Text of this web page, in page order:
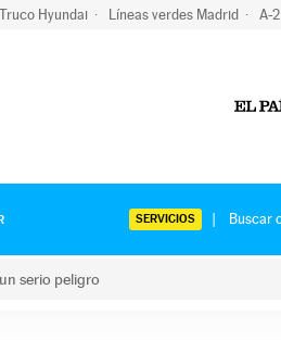
Truco Hyundai Líneas verdes Madrid A-2
SERVICIOS
serio peligro